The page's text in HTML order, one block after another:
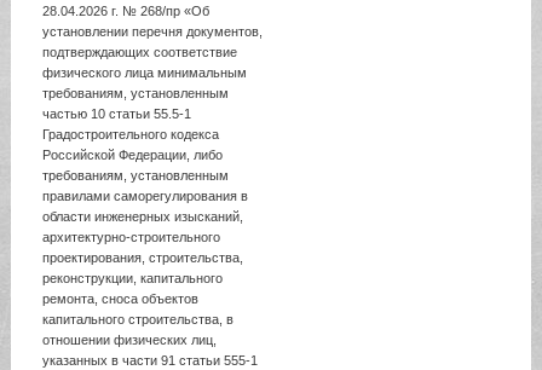
28.04.2026 г. № 268/пр «Об
установлении перечня документов,
подтверждающих соответствие
физического лица минимальным
требованиям, установленным
частью 10 статьи 55.5-1
Градостроительного кодекса
Российской Федерации, либо
требованиям, установленным
правилами саморегулирования в
области инженерных изысканий,
архитектурно-строительного
проектирования, строительства,
реконструкции, капитального
ремонта, сноса объектов
капитального строительства, в
отношении физических лиц,
указанных в части 91 статьи 555-1